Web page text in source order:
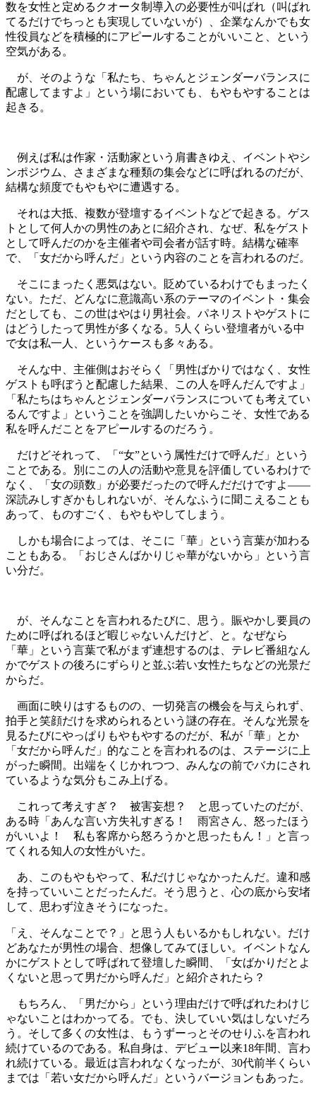
数を女性と定めるクオータ制導入の必要性が叫ばれ（叫ばれ
てるだけでちっとも実現していないが）、企業なんかでも女
性役員などを積極的にアピールすることがいいこと、という
空気がある。
が、そのような「私たち、ちゃんとジェンダーバランスに
配慮してますよ」という場においても、もやもやすることは
起きる。
例えば私は作家・活動家という肩書きゆえ、イベントやシ
ンポジウム、さまざまな種類の集会などに呼ばれるのだが、
結構な頻度でもやもやに遭遇する。
それは大抵、複数が登壇するイベントなどで起きる。ゲス
トとして何人かの男性のあとに紹介され、なぜ、私をゲスト
として呼んだのかを主催者や司会者が話す時。結構な確率
で、「女だから呼んだ」という内容のことを言われるのだ。
そこにまったく悪気はない。貶めているわけでもまったく
ない。ただ、どんなに意識高い系のテーマのイベント・集会
だとしても、この世はやはり男社会。パネリストやゲストに
はどうしたって男性が多くなる。5人くらい登壇者がいる中
で女は私一人、というケースも多々ある。
そんな中、主催側はおそらく「男性ばかりではなく、女性
ゲストも呼ぼうと配慮した結果、この人を呼んだんですよ」
「私たちはちゃんとジェンダーバランスについても考えてい
るんですよ」ということを強調したいからこそ、女性である
私を呼んだことをアピールするのだろう。
だけどそれって、「“女”という属性だけで呼んだ」という
ことである。別にこの人の活動や意見を評価しているわけで
なく、「女の頭数」が必要だったので呼んだだけですよ――
深読みしすぎかもしれないが、そんなふうに聞こえることも
あって、ものすごく、もやもやしてしまう。
しかも場合によっては、そこに「華」という言葉が加わる
こともある。「おじさんばかりじゃ華がないから」という言
い分だ。
が、そんなことを言われるたびに、思う。賑やかし要員の
ために呼ばれるほど暇じゃないんだけど、と。なぜなら
「華」という言葉で私がまず連想するのは、テレビ番組なん
かでゲストの後ろにずらりと並ぶ若い女性たちなどの光景だ
からだ。
画面に映りはするものの、一切発言の機会を与えられず、
拍手と笑顔だけを求められるという謎の存在。そんな光景を
見るたびにやっぱりもやもやするのだが、私が「華」とか
「女だから呼んだ」的なことを言われるのは、ステージに上
がった瞬間。出端をくじかれつつ、みんなの前でバカにされ
ているような気分もこみ上げる。
これって考えすぎ？ 被害妄想？ と思っていたのだが、
ある時「あんな言い方失礼すぎる！ 雨宮さん、怒ったほう
がいいよ！ 私も客席から怒ろうかと思ったもん！」と言っ
てくれる知人の女性がいた。
あ、このもやもやって、私だけじゃなかったんだ。違和感
を持っていいことだったんだ。そう思うと、心の底から安堵
して、思わず泣きそうになった。
「え、そんなことで？」と思う人もいるかもしれない。だけ
どあなたが男性の場合、想像してみてほしい。イベントなん
かにゲストとして呼ばれて登壇した瞬間、「女ばかりだとよ
くないと思って男だから呼んだ」と紹介されたら？
もちろん、「男だから」という理由だけで呼ばれたわけじ
ゃないことはわかってる。でも、決していい気はしないだろ
う。そして多くの女性は、もうずーっとそのせりふを言われ
続けているのである。私自身は、デビュー以来18年間、言わ
れ続けている。最近は言われなくなったが、30代前半くらい
までは「若い女だから呼んだ」というバージョンもあった。